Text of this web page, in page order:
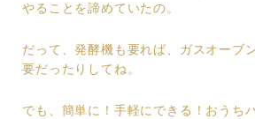
やることを諦めていたの。
だって、発酵機も要れば、ガスオーブ
要だったりしてね。
でも、簡単に！手軽にできる！おうち